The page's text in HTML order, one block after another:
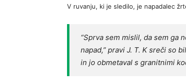
V ruvanju, ki je sledilo, je napadalec
“Sprva sem mislil, da sem ga
napad,” pravi J. T. K sreči so
in jo obmetaval s granitnimi